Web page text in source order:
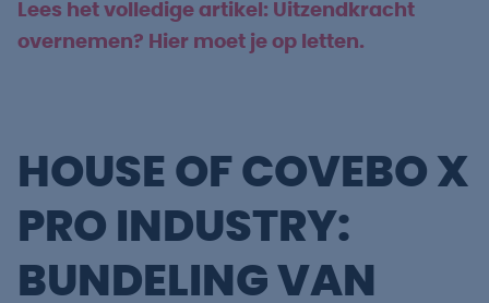
Lees het volledige artikel: Uitzendkracht
overnemen? Hier moet je op letten.
HOUSE OF COVEBO X
PRO INDUSTRY:
BUNDELING VAN